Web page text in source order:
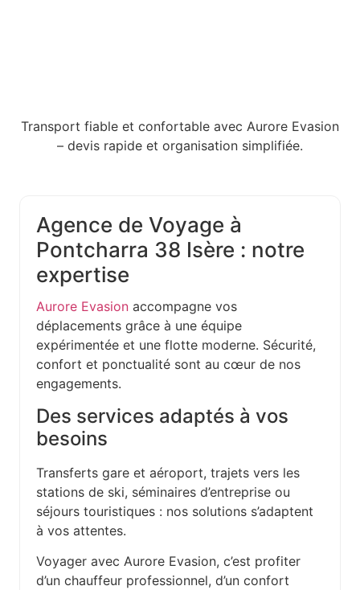
Transport fiable et confortable avec Aurore Evasion
– devis rapide et organisation simplifiée.
Agence de Voyage à
Pontcharra 38 Isère : notre
expertise
Aurore Evasion accompagne vos
déplacements grâce à une équipe
expérimentée et une flotte moderne. Sécurité,
confort et ponctualité sont au cœur de nos
engagements.
Des services adaptés à vos
besoins
Transferts gare et aéroport, trajets vers les
stations de ski, séminaires d’entreprise ou
séjours touristiques : nos solutions s’adaptent
à vos attentes.
Voyager avec Aurore Evasion, c’est profiter
d’un chauffeur professionnel, d’un confort